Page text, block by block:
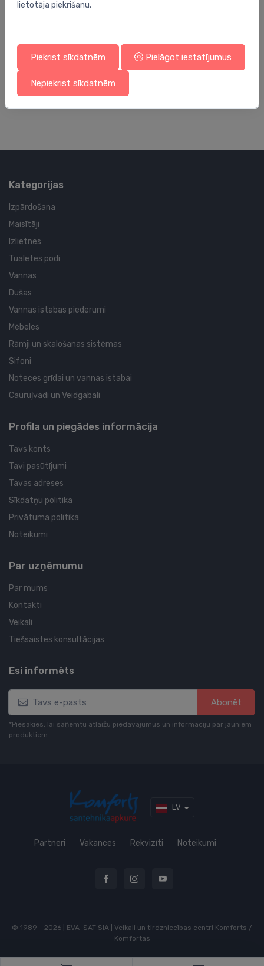
Kolektoru skapji
Uponor Vario sadalītāja skapis, iebūvējams
1000x730x110 mm
204.04 €
Kategorijas
Izpārdošana
Maisītāji
Izlietnes
Tualetes podi
Vannas
Dušas
Vannas istabas piederumi
Mēbeles
Rāmji un skalošanas sistēmas
Sifoni
Noteces grīdai un vannas istabai
Cauruļvadi un Veidgabali
Profila un piegādes informācija
Tavs konts
Tavi pasūtījumi
Tavas adreses
Sīkdatņu politika
Privātuma politika
Noteikumi
Par uzņēmumu
Par mums
Kontakti
Veikali
Tiešsaistes konsultācijas
Esi informēts
Abonēt
*Piesakies, lai saņemtu atlaižu piedāvājumus un informāciju par jauniem
produktiem
LV
Partneri Vakances Rekvizīti Noteikumi
© 1989 - 2026 | EVA-SAT SIA | Veikali un tirdzniecības centri Komforts /
Komfortas
lietotāja piekrišanu.
Piekrist sīkdatnēm Pielāgot iestatījumus
Nepiekrist sīkdatnēm